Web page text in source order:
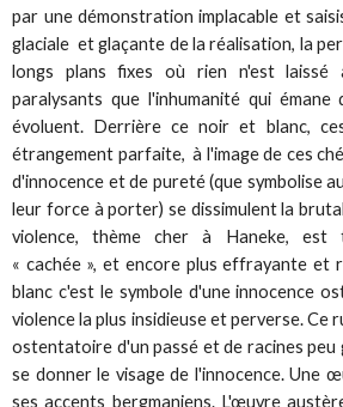
par une démonstration implacable et
glaciale et glaçante de la réalisation, la
longs plans fixes où rien n'est laissé
paralysants que l'inhumanité qui émane
évoluent. Derrière ce noir et blanc,
étrangement parfaite, à l'image de ces
d'innocence et de pureté (que symbolise
leur force à porter) se dissimulent la
violence, thème cher à Haneke, est
« cachée », et encore plus effrayante et
blanc c'est le symbole d'une innocence
violence la plus insidieuse et perverse. Ce
ostentatoire d'un passé et de racines peu
se donner le visage de l'innocence. Une
ses accents bergmaniens. L'œuvre